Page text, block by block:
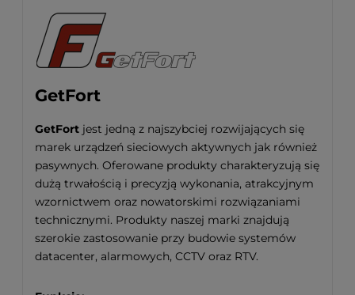
GetFort
GetFort jest jedną z najszybciej rozwijających się
marek urządzeń sieciowych aktywnych jak również
pasywnych. Oferowane produkty charakteryzują się
dużą trwałością i precyzją wykonania, atrakcyjnym
wzornictwem oraz nowatorskimi rozwiązaniami
technicznymi. Produkty naszej marki znajdują
szerokie zastosowanie przy budowie systemów
datacenter, alarmowych, CCTV oraz RTV.